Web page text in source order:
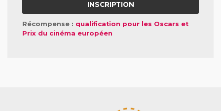
INSCRIPTION
Récompense : qualification pour les Oscars et
Prix du cinéma européen